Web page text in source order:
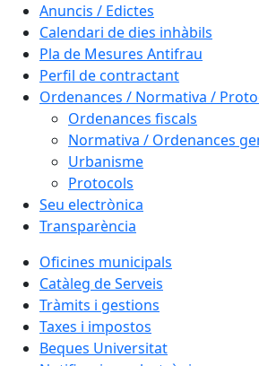
Anuncis / Edictes
Calendari de dies inhàbils
Pla de Mesures Antifrau
Perfil de contractant
Ordenances / Normativa /
Ordenances fiscals
Normativa / Ordenances
Urbanisme
Protocols
Seu electrònica
Transparència
Oficines municipals
Catàleg de Serveis
Tràmits i gestions
Taxes i impostos
Beques Universitat